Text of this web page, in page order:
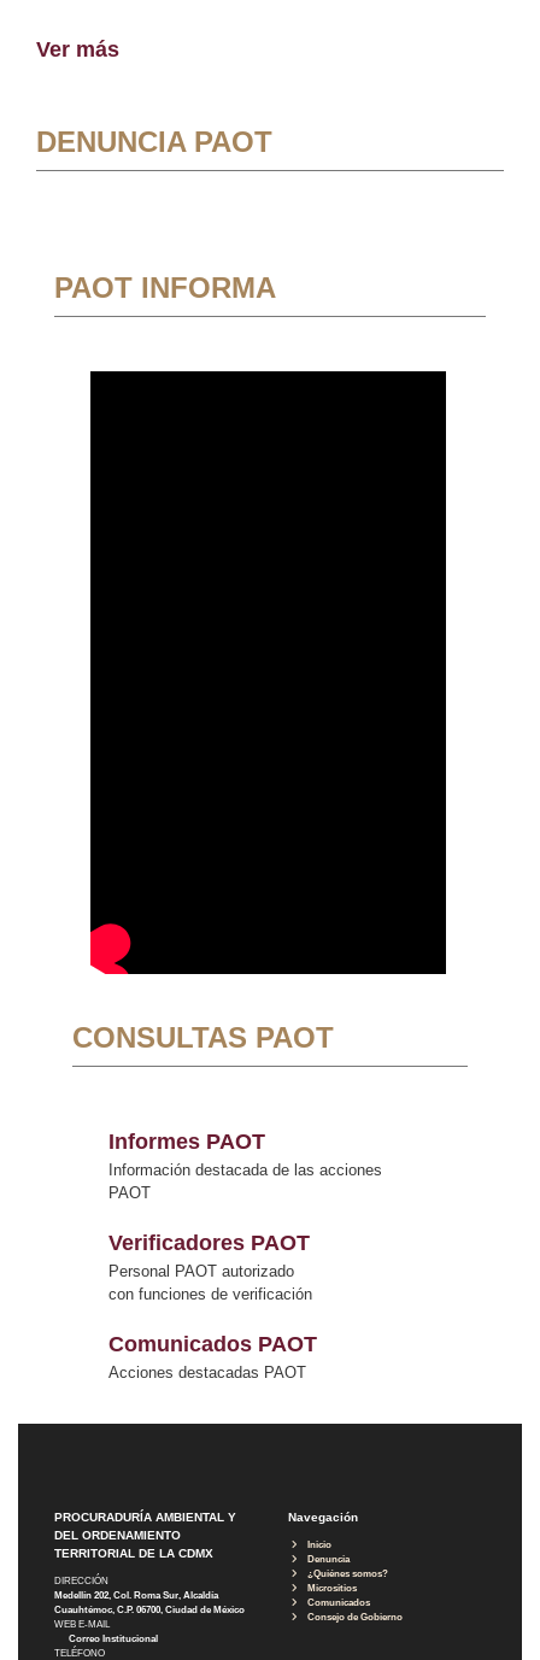
Ver más
DENUNCIA PAOT
PAOT INFORMA
CONSULTAS PAOT
Informes PAOT
Información destacada de las acciones
PAOT
Verificadores PAOT
Personal PAOT autorizado
con funciones de verificación
Comunicados PAOT
Acciones destacadas PAOT
PROCURADURÍA AMBIENTAL Y
DEL ORDENAMIENTO
TERRITORIAL DE LA CDMX
DIRECCIÓN
Medellín 202, Col. Roma Sur, Alcaldía
Cuauhtémoc, C.P. 06700, Ciudad de México
WEB E-MAIL
Correo Institucional
TELÉFONO
Navegación
Inicio
Denuncia
¿Quiénes somos?
Micrositios
Comunicados
Consejo de Gobierno